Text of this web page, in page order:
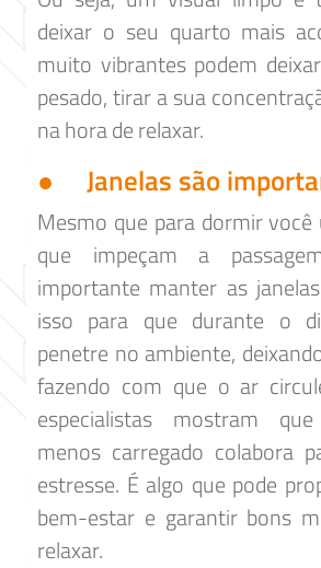
deixar o seu quarto mais
muito vibrantes podem
pesado, tirar a sua
na hora de relaxar.
● Janelas são
Mesmo que para dormir
que impeçam a
importante manter as
isso para que durante o
penetre no ambiente,
fazendo com que o ar
especialistas mostram
menos carregado colabora
estresse. É algo que pode
bem-estar e garantir bons
relaxar.